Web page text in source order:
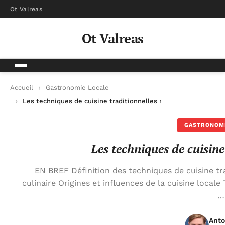
Ot Valreas
Ot Valreas
Accueil
Gastronomie Locale
Les techniques de cuisine traditionnelles révélées
Les techniques de
EN BREF Définition des techniques de cuisine
culinaire Origines et influences de la cuisine
…